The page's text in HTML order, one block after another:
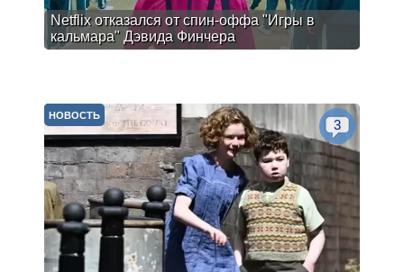
Netflix отказался от спин-оффа "Игры в
кальмара" Дэвида Финчера
НОВОСТЬ
3